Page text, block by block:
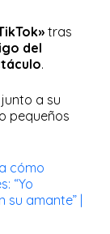
tras
del
.
a su
pequeños
cómo
“Yo
su amante” |